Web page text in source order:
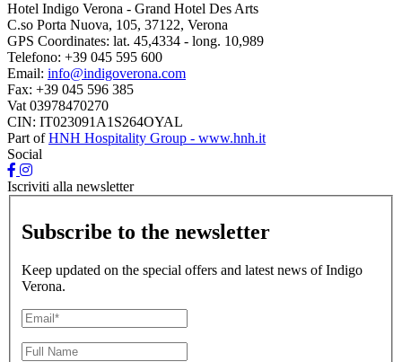
Hotel Indigo Verona - Grand Hotel Des Arts
C.so Porta Nuova, 105, 37122, Verona
GPS Coordinates: lat. 45,4334 - long. 10,989
Telefono: +39 045 595 600
Email: info@indigoverona.com
Fax: +39 045 596 385
Vat 03978470270
CIN: IT023091A1S264OYAL
Part of HNH Hospitality Group - www.hnh.it
Social
Iscriviti alla newsletter
Subscribe to the newsletter
Keep updated on the special offers and latest news of Indigo
Verona.